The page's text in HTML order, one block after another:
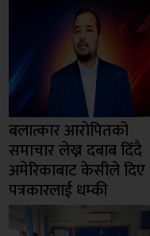
बलात्कार आरोपितको
समाचार लेख्न दबाब दिँदै
अमेरिकाबाट केसीले दिए
पत्रकारलाई धम्की